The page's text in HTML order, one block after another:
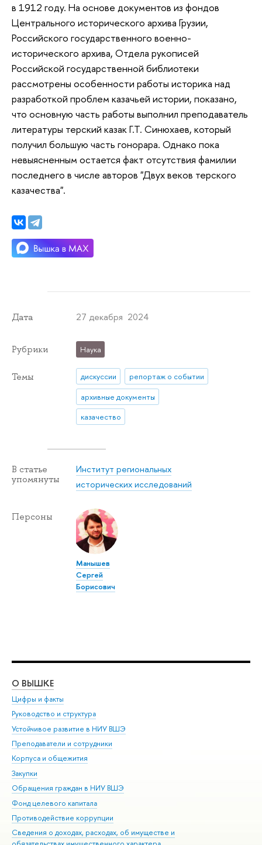
в 1912 году. На основе документов из фондов
Центрального исторического архива Грузии,
Российского государственного военно-
исторического архива, Отдела рукописей
Российской государственной библиотеки
рассмотрены особенности работы историка над
разработкой проблем казачьей истории, показано,
что основную часть работы выполнил преподаватель
литературы терский казак Г.Т. Синюхаев, который
получил большую часть гонорара. Однако пока
невыясненным остается факт отсутствия фамилии
последнего в числе авторов "Двух веков терского
казачества".
Дата 27 декабря 2024
Рубрики Наука
Темы дискуссии
репортаж о событии
архивные документы
казачество
В статье
упомянуты
Институт региональных
исторических исследований
Персоны
Манышев
Сергей
Борисович
О ВЫШКЕ
Цифры и факты
Руководство и структура
Устойчивое развитие в НИУ ВШЭ
Преподаватели и сотрудники
Корпуса и общежития
Закупки
Обращения граждан в НИУ ВШЭ
Фонд целевого капитала
Противодействие коррупции
Сведения о доходах, расходах, об имуществе и